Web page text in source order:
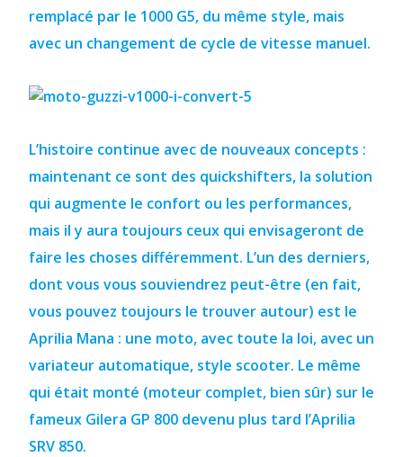
remplacé par le 1000 G5, du même style, mais
avec un changement de cycle de vitesse manuel.
L’histoire continue avec de nouveaux concepts :
maintenant ce sont des quickshifters, la solution
qui augmente le confort ou les performances,
mais il y aura toujours ceux qui envisageront de
faire les choses différemment. L’un des derniers,
dont vous vous souviendrez peut-être (en fait,
vous pouvez toujours le trouver autour) est le
Aprilia Mana : une moto, avec toute la loi, avec un
variateur automatique, style scooter. Le même
qui était monté (moteur complet, bien sûr) sur le
fameux Gilera GP 800 devenu plus tard l’Aprilia
SRV 850.